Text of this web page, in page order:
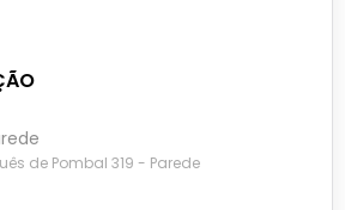
de Pombal 319 - Parede